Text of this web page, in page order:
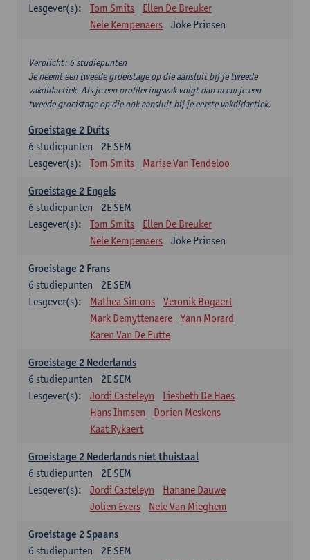
Lesgever(s):
Tom Smits
Ellen De Breuker
Nele Kempenaers
Joke Prinsen
Verplicht: 6 studiepunten
Je neemt een tweede groeistage op die aansluit bij je tweede
vakdidactiek. Als je een profileringsvak volgt dan neem je een
tweede groeistage op die ook aansluit bij je eerste vakdidactiek.
Groeistage 2 Duits
2E SEM
6 studiepunten
Lesgever(s):
Tom Smits Marise Van Tendeloo
Groeistage 2 Engels
2E SEM
6 studiepunten
Lesgever(s):
Tom Smits
Ellen De Breuker
Nele Kempenaers
Joke Prinsen
Groeistage 2 Frans
2E SEM
6 studiepunten
Lesgever(s):
Mathea Simons
Veronik Bogaert
Mark Demyttenaere
Yann Morard
Karen Van De Putte
Groeistage 2 Nederlands
2E SEM
6 studiepunten
Lesgever(s):
Jordi Casteleyn
Liesbeth De Haes
Hans Ihmsen
Dorien Meskens
Kaat Rykaert
Groeistage 2 Nederlands niet thuistaal
2E SEM
6 studiepunten
Lesgever(s):
Jordi Casteleyn
Hanane Dauwe
Jolien Evers
Nele Van Mieghem
Groeistage 2 Spaans
2E SEM
6 studiepunten